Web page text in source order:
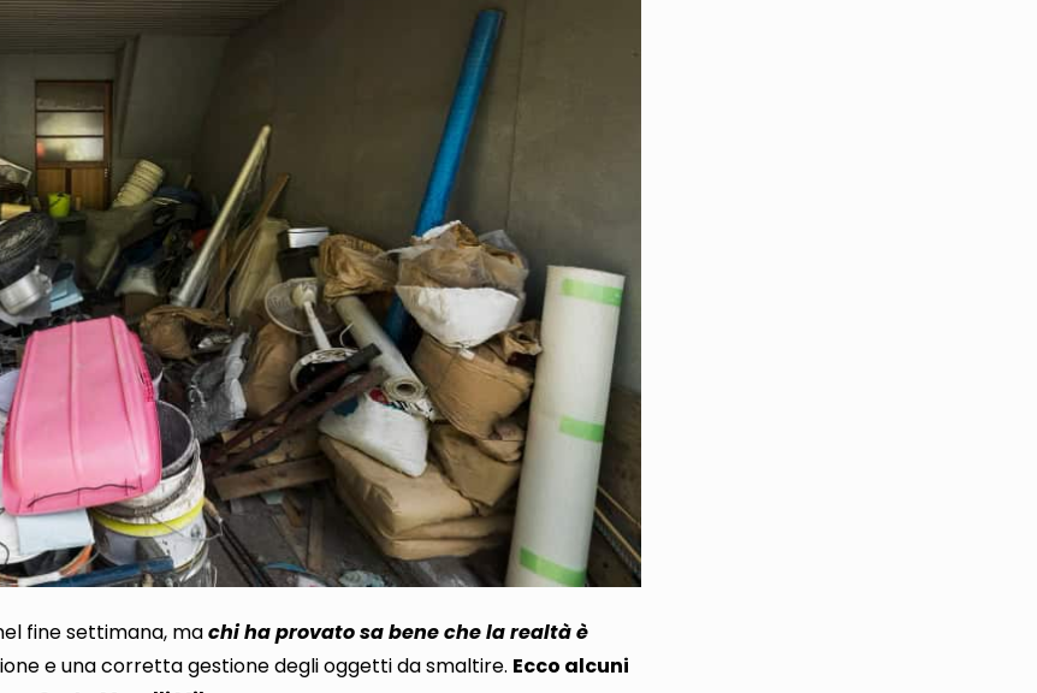
fine settimana, machi ha provato sa bene che la realtà è
e una corretta gestione degli oggetti da smaltire. Ecco alcuni